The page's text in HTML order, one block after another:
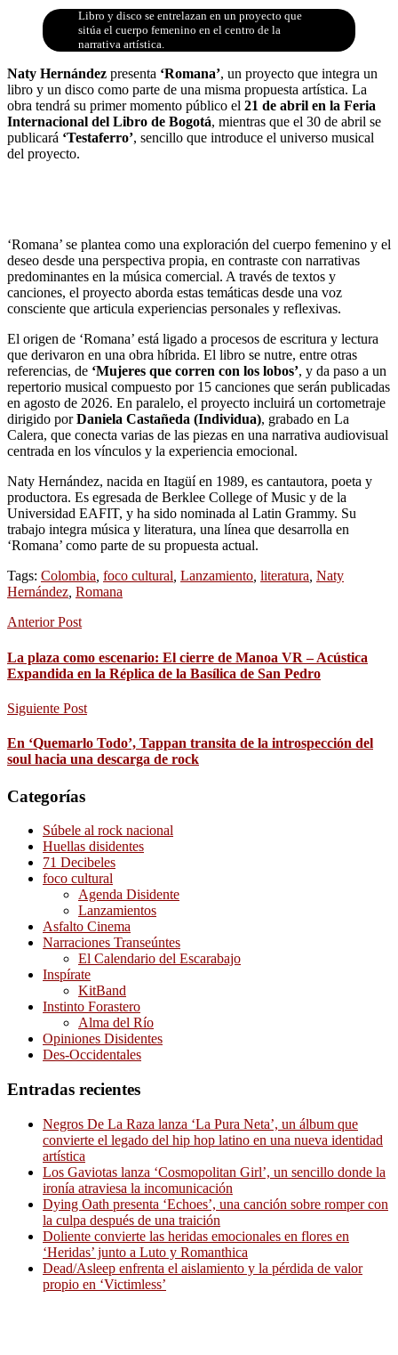
Libro y disco se entrelazan en un proyecto que
sitúa el cuerpo femenino en el centro de la
narrativa artística.
Naty Hernández presenta ‘Romana’, un proyecto que integra un
libro y un disco como parte de una misma propuesta artística. La
obra tendrá su primer momento público el 21 de abril en la Feria
Internacional del Libro de Bogotá, mientras que el 30 de abril se
publicará ‘Testaferro’, sencillo que introduce el universo musical
del proyecto.
‘Romana’ se plantea como una exploración del cuerpo femenino y el
deseo desde una perspectiva propia, en contraste con narrativas
predominantes en la música comercial. A través de textos y
canciones, el proyecto aborda estas temáticas desde una voz
consciente que articula experiencias personales y reflexivas.
El origen de ‘Romana’ está ligado a procesos de escritura y lectura
que derivaron en una obra híbrida. El libro se nutre, entre otras
referencias, de ‘Mujeres que corren con los lobos’, y da paso a un
repertorio musical compuesto por 15 canciones que serán publicadas
en agosto de 2026. En paralelo, el proyecto incluirá un cortometraje
dirigido porDaniela Castañeda (Individua), grabado en La
Calera, que conecta varias de las piezas en una narrativa audiovisual
centrada en los vínculos y la experiencia emocional.
Naty Hernández, nacida en Itagüí en 1989, es cantautora, poeta y
productora. Es egresada de Berklee College of Music y de la
Universidad EAFIT, y ha sido nominada al Latin Grammy. Su
trabajo integra música y literatura, una línea que desarrolla en
‘Romana’ como parte de su propuesta actual.
Tags: Colombia, foco cultural, Lanzamiento, literatura, Naty
Hernández, Romana
Anterior Post
La plaza como escenario: El cierre de Manoa VR – Acústica
Expandida en la Réplica de la Basílica de San Pedro
Siguiente Post
En ‘Quemarlo Todo’, Tappan transita de la introspección del
soul hacia una descarga de rock
Categorías
Súbele al rock nacional
Huellas disidentes
71 Decibeles
foco cultural
Agenda Disidente
Lanzamientos
Asfalto Cinema
Narraciones Transeúntes
El Calendario del Escarabajo
Inspírate
KitBand
Instinto Forastero
Alma del Río
Opiniones Disidentes
Des-Occidentales
Entradas recientes
Negros De La Raza lanza ‘La Pura Neta’, un álbum que
convierte el legado del hip hop latino en una nueva identidad
artística
Los Gaviotas lanza ‘Cosmopolitan Girl’, un sencillo donde la
ironía atraviesa la incomunicación
Dying Oath presenta ‘Echoes’, una canción sobre romper con
la culpa después de una traición
Doliente convierte las heridas emocionales en flores en
‘Heridas’ junto a Luto y Romanthica
Dead/Asleep enfrenta el aislamiento y la pérdida de valor
propio en ‘Victimless’